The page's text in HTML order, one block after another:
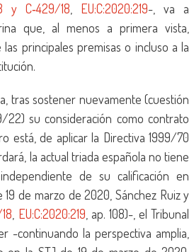
y C‑429/18 EU:C:2020:219-, va a
que, al menos a primera vista,
principales premisas o incluso a la
tras sostener nuevamente (cuestión
22) su consideración como contrato
está, de aplicar la Directiva 1999/70
la actual triada española no tiene
de su calificación en
de marzo de 2020, Sánchez Ruiz y
EU:C:2020:219 , ap. 108)-, el Tribunal
-continuando la perspectiva amplia,